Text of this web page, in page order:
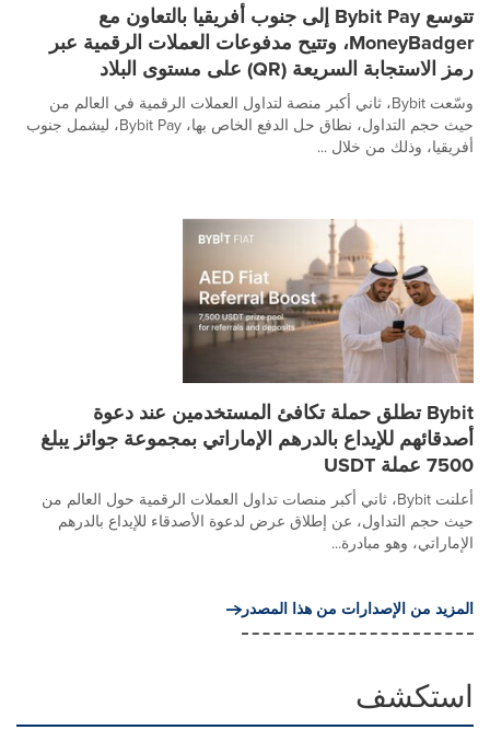
تتوسع Bybit Pay إلى جنوب أفريقيا بالتعاون مع
MoneyBadger، وتتيح مدفوعات العملات الرقمية عبر
رمز الاستجابة السريعة (QR) على مستوى البلاد
وسّعت Bybit، ثاني أكبر منصة لتداول العملات الرقمية في العالم من
حيث حجم التداول، نطاق حل الدفع الخاص بها، Bybit Pay، ليشمل جنوب
أفريقيا، وذلك من خلال ...
Bybit تطلق حملة تكافئ المستخدمين عند دعوة
أصدقائهم للإيداع بالدرهم الإماراتي بمجموعة جوائز يبلغ
7500 عملة USDT
أعلنت Bybit، ثاني أكبر منصات تداول العملات الرقمية حول العالم من
حيث حجم التداول، عن إطلاق عرض لدعوة الأصدقاء للإيداع بالدرهم
الإماراتي، وهو مبادرة...
المزيد من الإصدارات من هذا المصدر
استكشف